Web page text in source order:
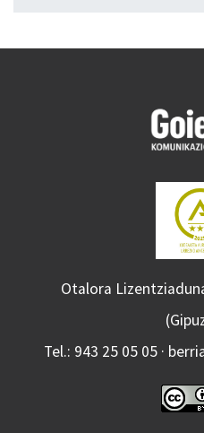
Otalora
Tel.: 943 25 05 05 ·